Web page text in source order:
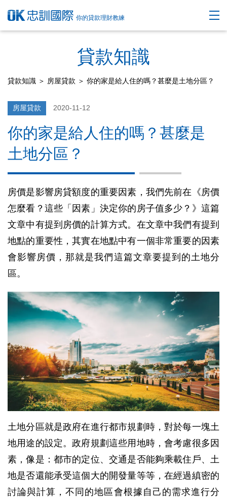
你的貸款理財教練
貸款知識
貸款知識 ＞ 房屋貸款 ＞ 你的家是給人住的嗎？甚麼是土地分區？
房屋貸款 2020-11-12
你的家是給人住的嗎？甚麼是
土地分區？
房價是影響房貸額度的重要因素，我們先前在《房價
怎麼看？這些「因素」決定你的房子值多少？》這篇
文章中有提到房價的計算方式。在文章中我們有提到
地點的重要性，其實在地點中有一個非常重要的因素
會影響房價，那就是我們這篇文章要提到的土地分
區。
土地分區就是政府在進行都市規劃時，對於每一塊土
地用途的設定。政府規劃這些用地時，會考慮很多因
素，像是：都市的定位、交通是否能夠乘載住戶、土
地是否還能承受這個大的開發量等等，在經過縝密的
討論與計算，不同的地區會根據自己的需求進行分